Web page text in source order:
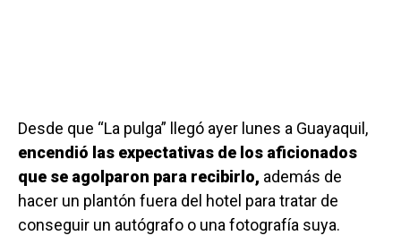
Desde que “La pulga” llegó ayer lunes a Guayaquil,
encendió las expectativas de los aficionados
que se agolparon para recibirlo, además de
hacer un plantón fuera del hotel para tratar de
conseguir un autógrafo o una fotografía suya.